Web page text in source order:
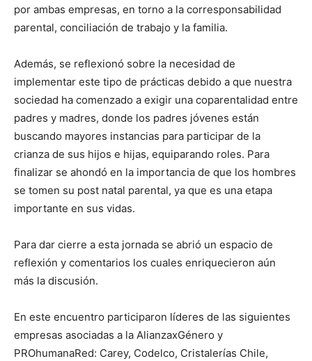
por ambas empresas, en torno a la corresponsabilidad
parental, conciliación de trabajo y la familia.
Además, se reflexionó sobre la necesidad de
implementar este tipo de prácticas debido a que nuestra
sociedad ha comenzado a exigir una coparentalidad entre
padres y madres, donde los padres jóvenes están
buscando mayores instancias para participar de la
crianza de sus hijos e hijas, equiparando roles. Para
finalizar se ahondó en la importancia de que los hombres
se tomen su post natal parental, ya que es una etapa
importante en sus vidas.
Para dar cierre a esta jornada se abrió un espacio de
reflexión y comentarios los cuales enriquecieron aún
más la discusión.
En este encuentro participaron líderes de las siguientes
empresas asociadas a la AlianzaxGénero y
PROhumanaRed: Carey, Codelco, Cristalerías Chile,